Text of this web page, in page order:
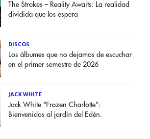
The Strokes – Reality Awaits: La realidad
dividida que los espera
DISCOS
Los álbumes que no dejamos de escuchar
en el primer semestre de 2026
JACK WHITE
Jack White "Frozen Charlotte":
Bienvenidos al jardín del Edén.